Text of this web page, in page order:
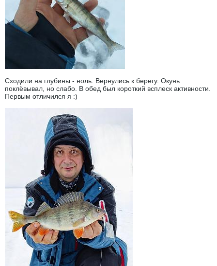
Сходили на глубины - ноль. Вернулись к берегу. Окунь
поклёвывал, но слабо. В обед был короткий всплеск активности.
Первым отличился я :)